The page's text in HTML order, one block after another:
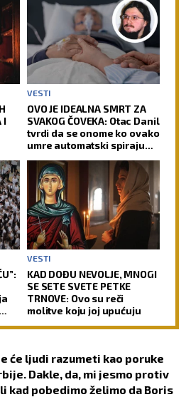
I
VESTI
OVO JE IDEALNA SMRT ZA
SVAKOG ČOVEKA: Otac Danil
tvrdi da se onome ko ovako
umre automatski spiraju
VESTI
KAD DOĐU NEVOLJE, MNOGI
SE SETE SVETE PETKE
TRNOVE: Ovo su reči
molitve koju joj upućuju
će ljudi razumeti kao poruke
Dakle, da, mi jesmo protiv
kad pobedimo želimo da Boris